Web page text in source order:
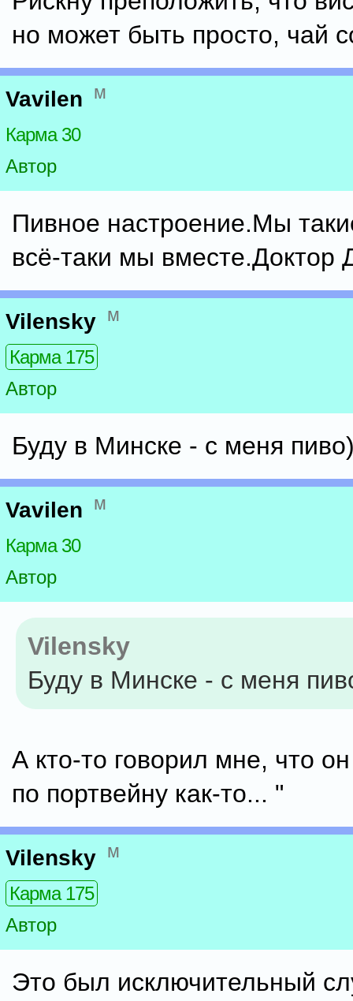
но может быть просто, чай
Vavilen м
Карма 30
Автор
Пивное настроение.Мы
всё-таки мы вместе.Доктор
Vilensky м
Карма 175
Автор
Буду в Минске - с меня
Vavilen м
Карма 30
Автор
Vilensky
Буду в Минске - с меня
А кто-то говорил мне, что
по портвейну как-то... "
Vilensky м
Карма 175
Автор
Это был исключительный